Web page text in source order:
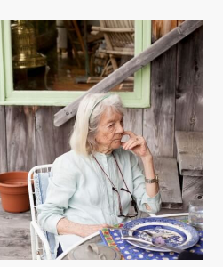
weekly」，從未間斷。
，說他做的是次文化，他卻
的「多數人」。